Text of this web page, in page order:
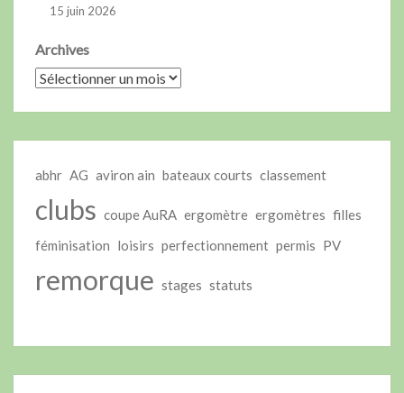
15 juin 2026
Archives
abhr AG aviron ain bateaux courts classement
clubs coupe AuRA ergomètre ergomètres filles
féminisation loisirs perfectionnement permis PV
remorque stages statuts